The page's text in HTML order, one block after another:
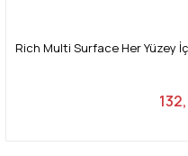
Rich Multi Surface Her Yüzey